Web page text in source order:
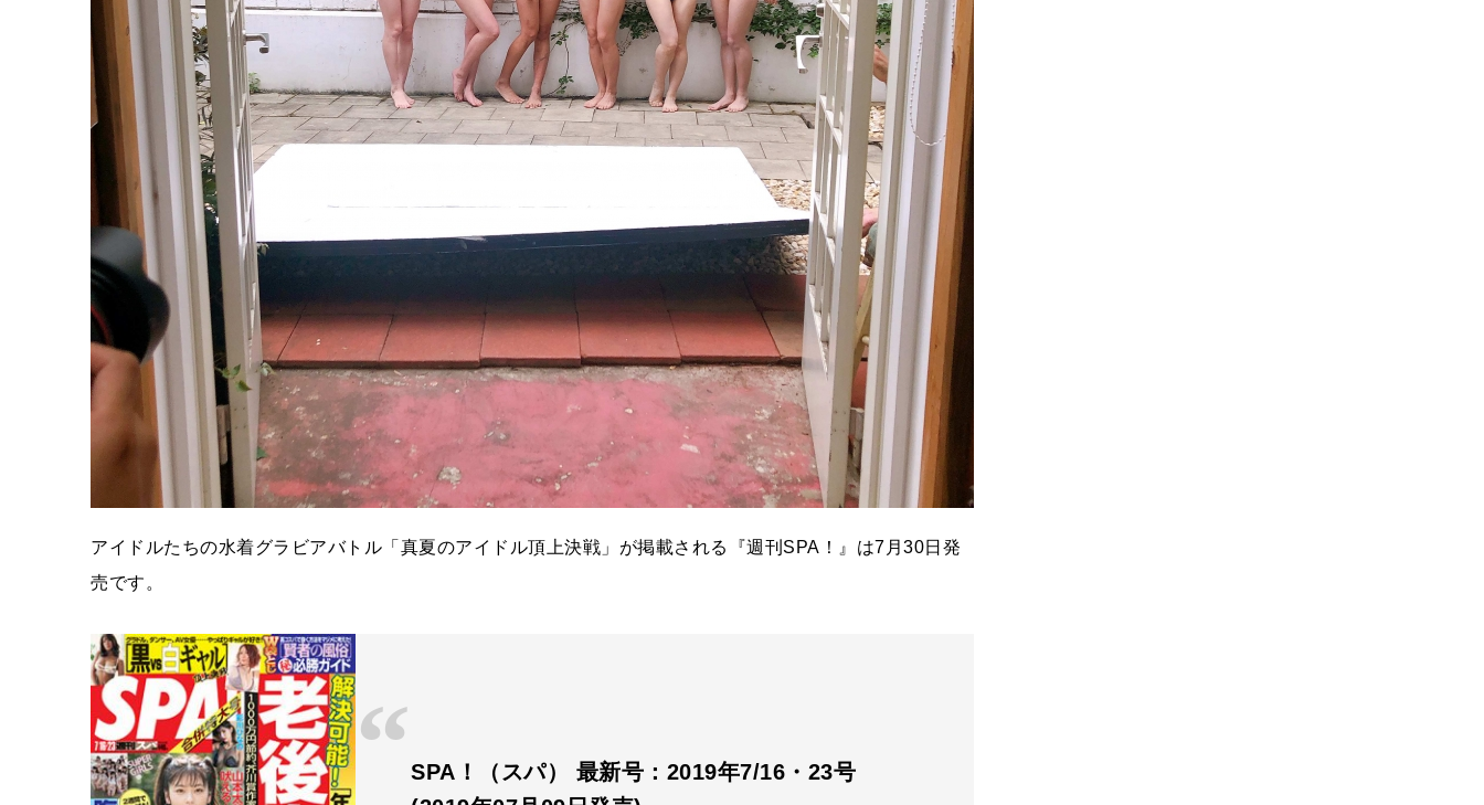
アイドルたちの水着グラビアバトル「真夏のアイドル頂上決戦」が掲載される『週刊SPA！』は7月30日発
売です。
SPA！（スパ） 最新号：2019年7/16・23号